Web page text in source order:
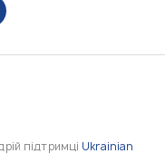
підтримці Ukrainian